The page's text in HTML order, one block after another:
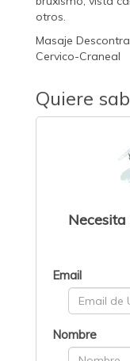
otros.
Masaje
Cervico-Craneal
Quiere
Necesita
Email
Nombre